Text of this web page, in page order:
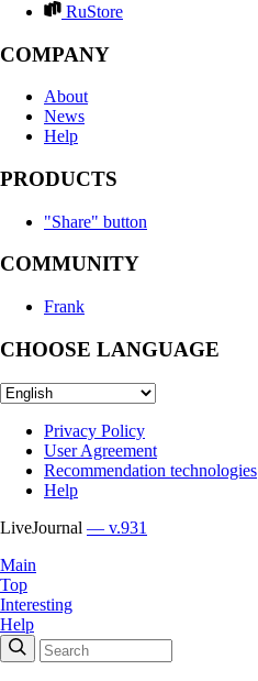
RuStore
COMPANY
About
News
Help
PRODUCTS
"Share" button
COMMUNITY
Frank
CHOOSE LANGUAGE
Privacy Policy
User Agreement
Recommendation technologies
Help
LiveJournal — v.931
Main
Top
Interesting
Help